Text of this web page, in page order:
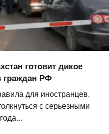
готовит дикое
граждан РФ
для иностранцев.
с серьезными